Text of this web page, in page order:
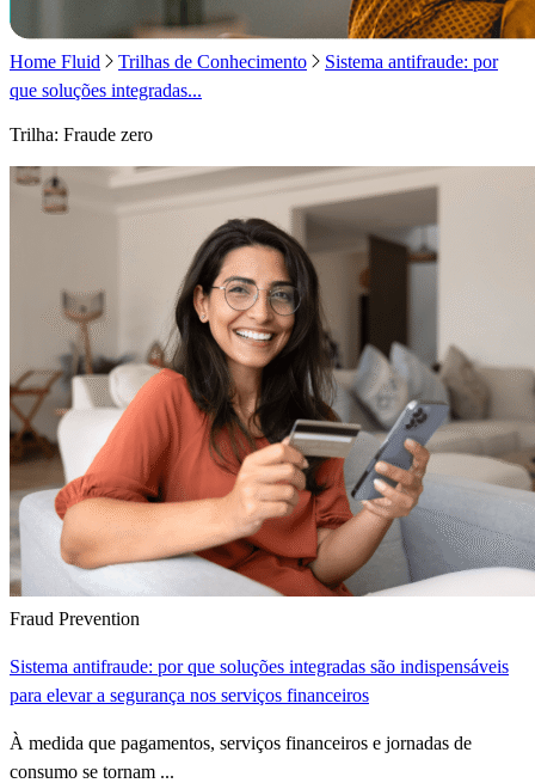
Home Fluid Trilhas de Conhecimento
Sistema antifraude: por
que soluções integradas...
Trilha: Fraude zero
Fraud Prevention
Sistema antifraude: por que soluções integradas são indispensáveis
para elevar a segurança nos serviços financeiros
À medida que pagamentos, serviços financeiros e jornadas de
consumo se tornam ...